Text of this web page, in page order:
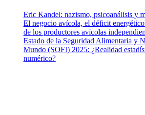
Eric Kandel: nazismo, psicoanálisis y
El negocio avícola, el déficit
de los productores avícolas
Estado de la Seguridad Alimentaria y
Mundo (SOFI) 2025: ¿Realidad
numérico?